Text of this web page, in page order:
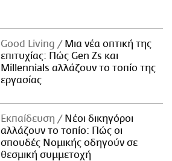
Good Living
Μια νέα οπτική της
επιτυχίας: Πώς Gen Zs και
Millennials αλλάζουν το τοπίο της
εργασίας
Εκπαίδευση
Νέοι δικηγόροι
αλλάζουν το τοπίο: Πώς οι
σπουδές Νομικής οδηγούν σε
θεσμική συμμετοχή